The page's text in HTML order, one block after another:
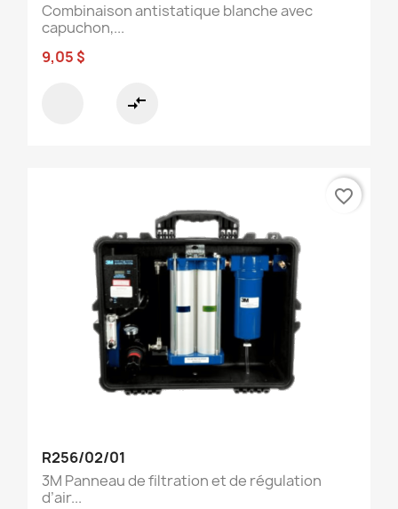
Combinaison antistatique blanche avec
capuchon,...
9,05 $
compare_arrows
R256/02/01
3M Panneau de filtration et de régulation
d’air...
favorite_border